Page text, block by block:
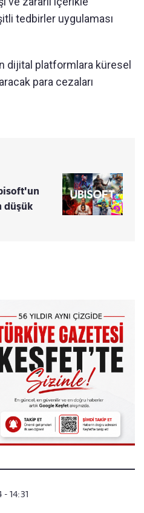
tedbirler uygulaması
dijital platformlara küresel
para cezaları
düşük
- 14:31